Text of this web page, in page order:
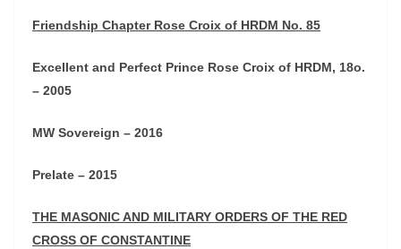
Friendship Chapter Rose Croix of HRDM No. 85
Excellent and Perfect Prince Rose Croix of HRDM, 18o.
– 2005
MW Sovereign – 2016
Prelate – 2015
THE MASONIC AND MILITARY ORDERS OF THE RED
CROSS OF CONSTANTINE